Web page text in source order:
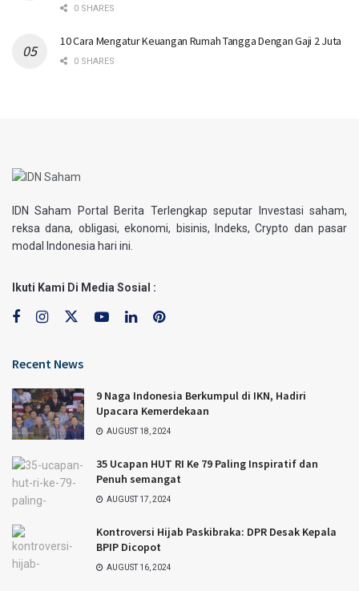
0 SHARES
10 Cara Mengatur Keuangan Rumah Tangga Dengan Gaji 2 Juta
0 SHARES
IDN Saham Portal Berita Terlengkap seputar Investasi saham,
reksa dana, obligasi, ekonomi, bisinis, Indeks, Crypto dan pasar
modal Indonesia hari ini.
Ikuti Kami Di Media Sosial :
Recent News
9 Naga Indonesia Berkumpul di IKN, Hadiri
Upacara Kemerdekaan
AUGUST 18, 2024
35 Ucapan HUT RI Ke 79 Paling Inspiratif dan
Penuh semangat
AUGUST 17, 2024
Kontroversi Hijab Paskibraka: DPR Desak Kepala
BPIP Dicopot
AUGUST 16, 2024